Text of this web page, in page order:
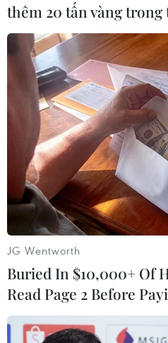
Mexico kêu gọi các
trong khu vực
giải quyết khủng
cư
Theo truyền thông Mỹ,
người di cư tìm cách
(giáp Mexico) vào Mỹ
con số cao nhất từng
thêm 20 tấn vàng trong
JG Wentworth
Buried In $10,000+ Of
Read Page 2 Before